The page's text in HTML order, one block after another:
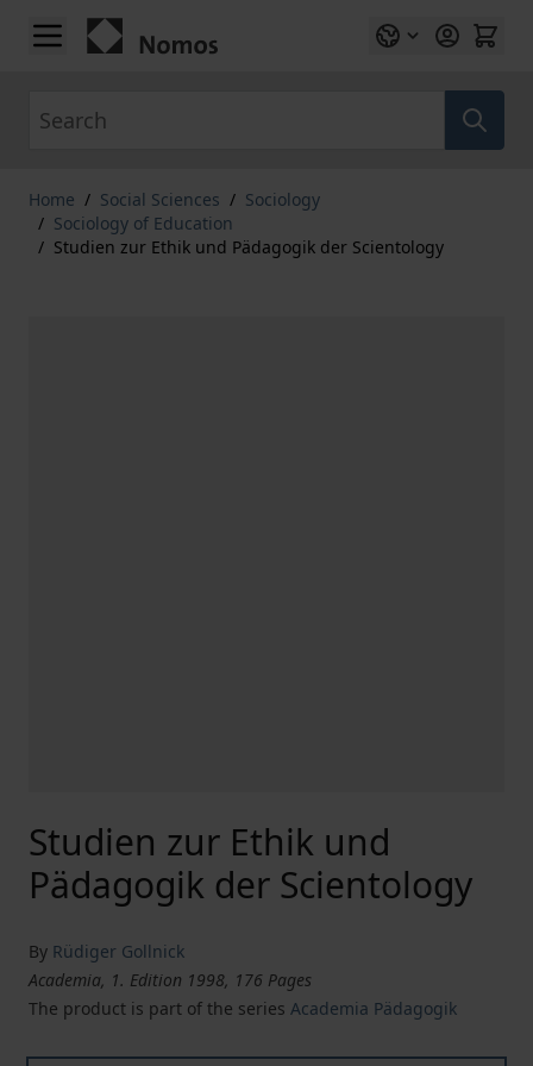
Skip to Content
Home / Social Sciences / Sociology
/ Sociology of Education
/ Studien zur Ethik und Pädagogik der Scientology
Studien zur Ethik und
Pädagogik der Scientology
By Rüdiger Gollnick
Academia, 1. Edition 1998, 176 Pages
The product is part of the series Academia Pädagogik